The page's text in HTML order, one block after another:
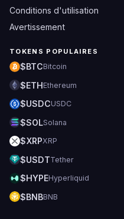
Conditions d'utilisation
Avertissement
TOKENS POPULAIRES
$BTCBitcoin
$ETHEthereum
$USDCUSDC
$SOLSolana
$XRPXRP
$USDTTether
$HYPEHyperliquid
$BNBBNB